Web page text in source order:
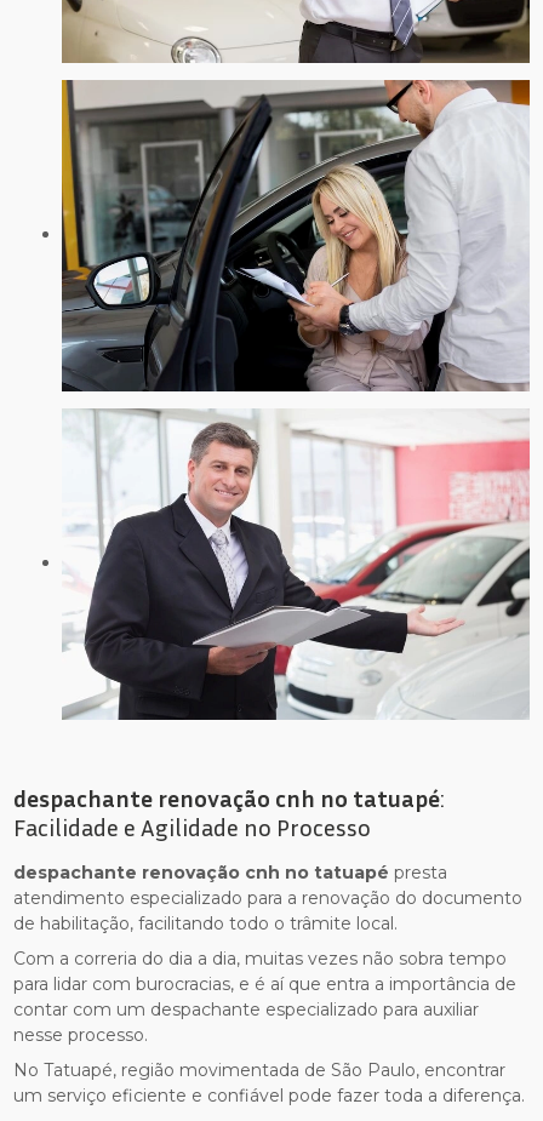
despachante renovação cnh no tatuapé:
Facilidade e Agilidade no Processo
despachante renovação cnh no tatuapé presta
atendimento especializado para a renovação do documento
de habilitação, facilitando todo o trâmite local.
Com a correria do dia a dia, muitas vezes não sobra tempo
para lidar com burocracias, e é aí que entra a importância de
contar com um despachante especializado para auxiliar
nesse processo.
No Tatuapé, região movimentada de São Paulo, encontrar
um serviço eficiente e confiável pode fazer toda a diferença.